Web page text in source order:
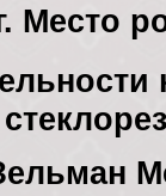
Место